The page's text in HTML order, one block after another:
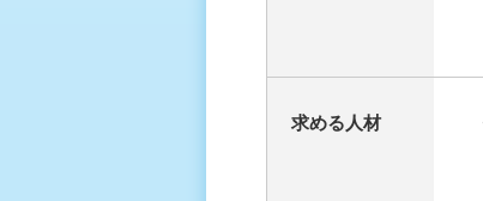
求める人材